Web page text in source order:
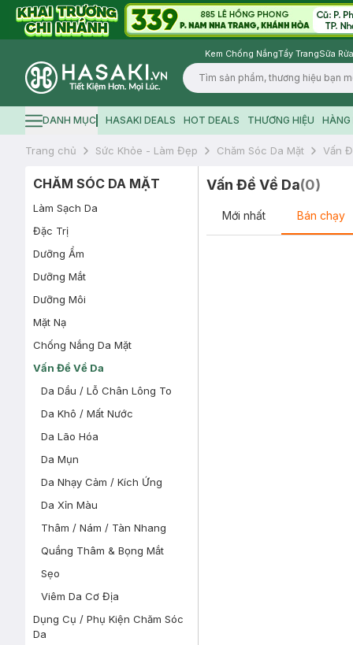
Kem Chống NắngTẩy TrangSữa
Logo
Hamburger icon
DANH MỤC HASAKI DEALS HOT DEALS THƯƠNG HIỆU HÀNG
Trang chủ Sức Khỏe - Làm Đẹp Chăm Sóc Da Mặt Vấn
CHĂM SÓC DA MẶT
Làm Sạch Da
Đặc Trị
Dưỡng Ẩm
Dưỡng Mắt
Dưỡng Môi
Mặt Nạ
Chống Nắng Da Mặt
Vấn Đề Về Da
Da Dầu / Lỗ Chân Lông To
Da Khô / Mất Nước
Da Lão Hóa
Da Mụn
Da Nhạy Cảm / Kích Ứng
Da Xỉn Màu
Thâm / Nám / Tàn Nhang
Quầng Thâm & Bọng Mắt
Sẹo
Viêm Da Cơ Địa
Dụng Cụ / Phụ Kiện Chăm Sóc
Da
Vấn Đề Về Da(0)
Mới nhất Bán chạy